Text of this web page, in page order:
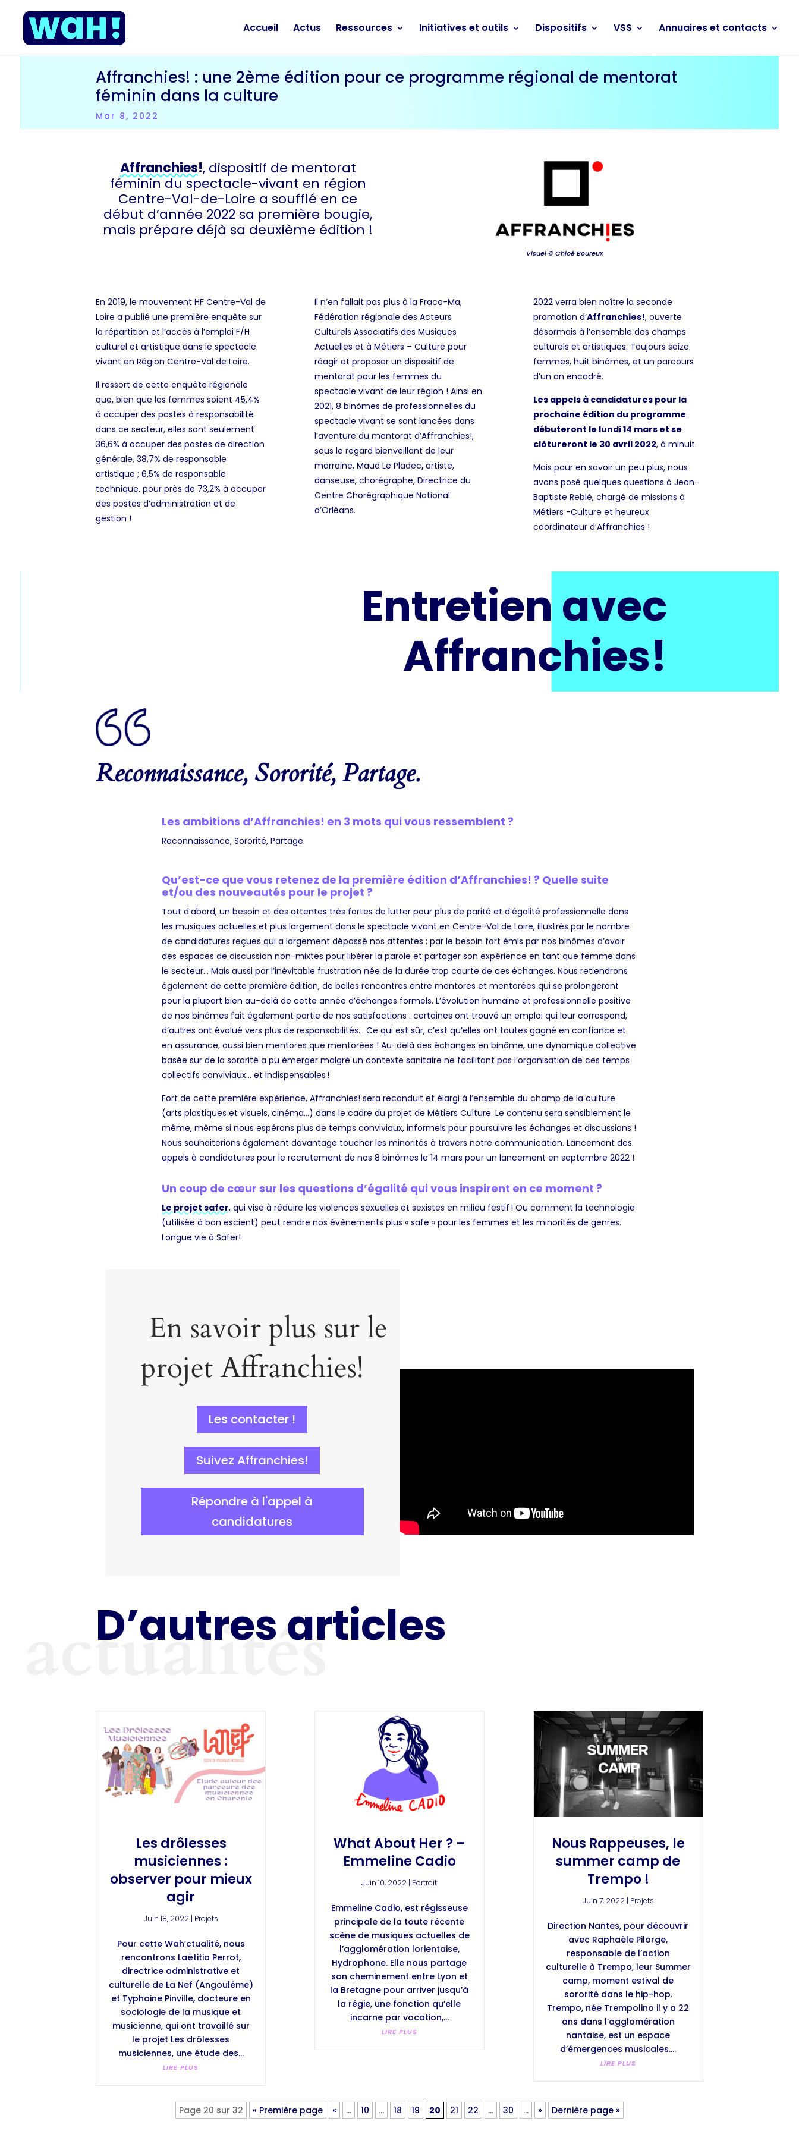
Accueil Actus Ressources Initiatives et outils Dispositifs VSS Annuaires et contacts
Affranchies! : une 2ème édition pour ce programme régional de mentorat
féminin dans la culture
Mar 8, 2022
Affranchies!, dispositif de mentorat
féminin du spectacle-vivant en région
Centre-Val-de-Loire a soufflé en ce
début d’année 2022 sa première bougie,
mais prépare déjà sa deuxième édition !
Visuel © Chloé Boureux
En 2019, le mouvement HF Centre-Val de
Loire a publié une première enquête sur
la répartition et l’accès à l’emploi F/H
culturel et artistique dans le spectacle
vivant en Région Centre-Val de Loire.
Il ressort de cette enquête régionale
que, bien que les femmes soient 45,4%
à occuper des postes à responsabilité
dans ce secteur, elles sont seulement
36,6% à occuper des postes de direction
générale, 38,7% de responsable
artistique ; 6,5% de responsable
technique, pour près de 73,2% à occuper
des postes d’administration et de
gestion !
Il n’en fallait pas plus à la Fraca-Ma,
Fédération régionale des Acteurs
Culturels Associatifs des Musiques
Actuelles et à Métiers – Culture pour
réagir et proposer un dispositif de
mentorat pour les femmes du
spectacle vivant de leur région ! Ainsi en
2021, 8 binômes de professionnelles du
spectacle vivant se sont lancées dans
l’aventure du mentorat d’Affranchies!,
sous le regard bienveillant de leur
marraine, Maud Le Pladec,artiste,
danseuse, chorégraphe, Directrice du
Centre Chorégraphique National
d’Orléans.
2022 verra bien naître la seconde
promotion d’Affranchies!, ouverte
désormais à l’ensemble des champs
culturels et artistiques. Toujours seize
femmes, huit binômes, et un parcours
d’un an encadré.
Les appels à candidatures pour la
prochaine édition du programme
débuteront le lundi 14 mars et se
clôtureront le 30 avril 2022, à minuit.
Mais pour en savoir un peu plus, nous
avons posé quelques questions à Jean-
Baptiste Reblé, chargé de missions à
Métiers -Culture et heureux
coordinateur d’Affranchies !
Entretien avec
Affranchies!
Reconnaissance, Sororité, Partage.
Les ambitions d’Affranchies! en 3 mots qui vous ressemblent ?
Reconnaissance, Sororité, Partage.
Qu’est-ce que vous retenez de la première édition d’Affranchies! ? Quelle suite
et/ou des nouveautés pour le projet ?
Tout d’abord, un besoin et des attentes très fortes de lutter pour plus de parité et d’égalité professionnelle dans
les musiques actuelles et plus largement dans le spectacle vivant en Centre-Val de Loire, illustrés par le nombre
de candidatures reçues qui a largement dépassé nos attentes ; par le besoin fort émis par nos binômes d’avoir
des espaces de discussion non-mixtes pour libérer la parole et partager son expérience en tant que femme dans
le secteur… Mais aussi par l’inévitable frustration née de la durée trop courte de ces échanges. Nous retiendrons
également de cette première édition, de belles rencontres entre mentores et mentorées qui se prolongeront
pour la plupart bien au-delà de cette année d’échanges formels. L’évolution humaine et professionnelle positive
de nos binômes fait également partie de nos satisfactions : certaines ont trouvé un emploi qui leur correspond,
d’autres ont évolué vers plus de responsabilités… Ce qui est sûr, c’est qu’elles ont toutes gagné en confiance et
en assurance, aussi bien mentores que mentorées ! Au-delà des échanges en binôme, une dynamique collective
basée sur de la sororité a pu émerger malgré un contexte sanitaire ne facilitant pas l’organisation de ces temps
collectifs conviviaux… et indispensables !
Fort de cette première expérience, Affranchies! sera reconduit et élargi à l’ensemble du champ de la culture
(arts plastiques et visuels, cinéma…) dans le cadre du projet de Métiers Culture. Le contenu sera sensiblement le
même, même si nous espérons plus de temps conviviaux, informels pour poursuivre les échanges et discussions !
Nous souhaiterions également davantage toucher les minorités à travers notre communication. Lancement des
appels à candidatures pour le recrutement de nos 8 binômes le 14 mars pour un lancement en septembre 2022 !
Un coup de cœur sur les questions d’égalité qui vous inspirent en ce moment ?
Le projet safer, qui vise à réduire les violences sexuelles et sexistes en milieu festif ! Ou comment la technologie
(utilisée à bon escient) peut rendre nos évènements plus « safe » pour les femmes et les minorités de genres.
Longue vie à Safer!
En savoir plus sur le
projet Affranchies!
Les contacter !
Suivez Affranchies!
Répondre à l'appel à
candidatures
D’autres articles
actualités
Les drôlesses
musiciennes :
observer pour mieux
agir
Juin 18, 2022| Projets
Pour cette Wah’ctualité, nous
rencontrons Laëtitia Perrot,
directrice administrative et
culturelle de La Nef (Angoulême)
et Typhaine Pinville, docteure en
sociologie de la musique et
musicienne, qui ont travaillé sur
le projet Les drôlesses
musiciennes, une étude des...
LIRE PLUS
What About Her ? –
Emmeline Cadio
Juin 10, 2022 | Portrait
Emmeline Cadio, est régisseuse
principale de la toute récente
scène de musiques actuelles de
l’agglomération lorientaise,
Hydrophone. Elle nous partage
son cheminement entre Lyon et
la Bretagne pour arriver jusqu’à
la régie, une fonction qu’elle
incarne par vocation,...
LIRE PLUS
Nous Rappeuses, le
summer camp de
Trempo !
Juin 7, 2022| Projets
Direction Nantes, pour découvrir
avec Raphaèle Pilorge,
responsable de l’action
culturelle à Trempo, leur Summer
camp, moment estival de
sororité dans le hip-hop.
Trempo, née Trempolino il y a 22
ans dans l’agglomération
nantaise, est un espace
d’émergences musicales....
LIRE PLUS
Page 20 sur 32 « Première page « … 10 … 18 19 20 21 22 … 30 … » Dernière page »